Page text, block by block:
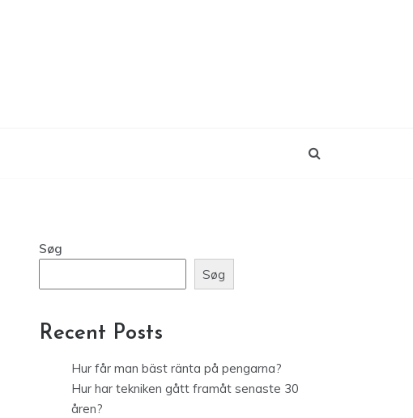
Søg
Søg
Recent Posts
Hur får man bäst ränta på pengarna?
Hur har tekniken gått framåt senaste 30
åren?